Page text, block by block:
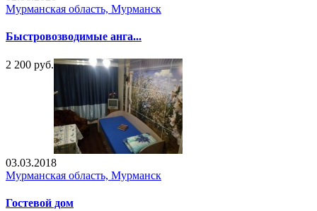
Мурманская область, Мурманск
Быстровозводимые анга...
2 200 руб.
03.03.2018
Мурманская область, Мурманск
Гостевой дом